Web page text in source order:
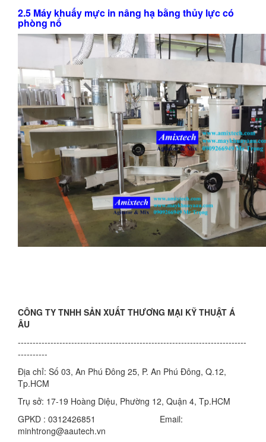
2.5 Máy khuấy mực in nâng hạ bằng thủy lực có
phòng nổ
CÔNG TY TNHH SẢN XUẤT THƯƠNG MẠI KỸ THUẬT Á
ÂU
-----------------------------------------------------------------------------
----------
Địa chỉ: Số 03, An Phú Đông 25, P. An Phú Đông, Q.12,
Tp.HCM
Trụ sở: 17-19 Hoàng Diệu, Phường 12, Quận 4, Tp.HCM
GPKD : 0312426851 Email:
minhtrong@aautech.vn